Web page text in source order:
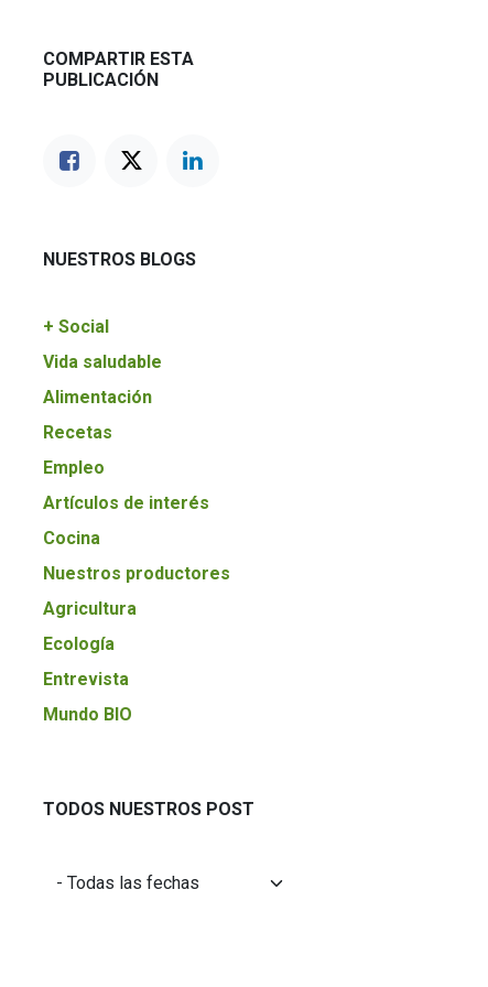
COMPARTIR ESTA
PUBLICACIÓN
NUESTROS BLOGS
+ Social
Vida saludable
Alimentación
Recetas
Empleo
Artículos de interés
Cocina
Nuestros productores
Agricultura
Ecología
Entrevista
Mundo BIO
TODOS NUESTROS POST